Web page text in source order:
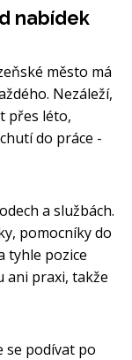
nabídek
město má
Nezáleží,
přes léto,
do práce -
a službách.
pomocníky do
tyhle pozice
ani praxi, takže
se podívat po